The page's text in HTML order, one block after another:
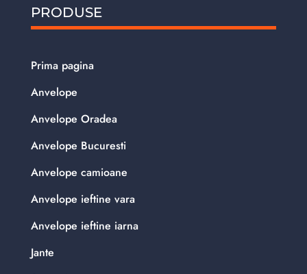
PRODUSE
Prima pagina
Anvelope
Anvelope Oradea
Anvelope Bucuresti
Anvelope camioane
Anvelope ieftine vara
Anvelope ieftine iarna
Jante